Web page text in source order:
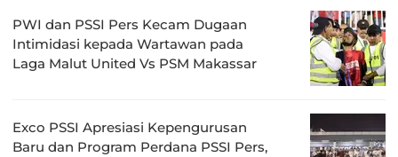
PWI dan PSSI Pers Kecam Dugaan
Intimidasi kepada Wartawan pada
Laga Malut United Vs PSM Makassar
Exco PSSI Apresiasi Kepengurusan
Baru dan Program Perdana PSSI Pers,